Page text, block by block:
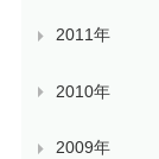
2011年
2010年
2009年